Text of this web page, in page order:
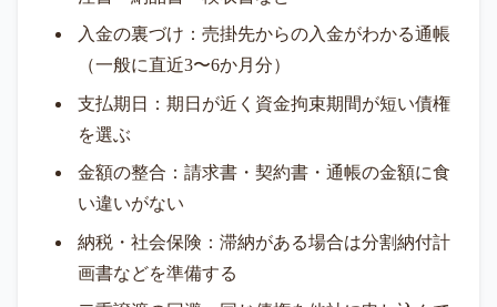
入金の裏づけ：売掛先からの入金がわかる通帳
（一般に直近3〜6か月分）
支払期日：期日が近く資金拘束期間が短い債権
を選ぶ
金額の整合：請求書・契約書・通帳の金額に食
い違いがない
納税・社会保険：滞納がある場合は分割納付計
画書などを準備する